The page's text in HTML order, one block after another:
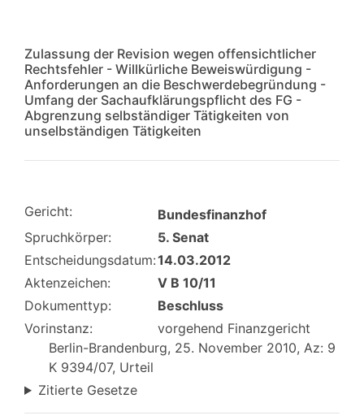
Zulassung der Revision wegen offensichtlicher
Rechtsfehler - Willkürliche Beweiswürdigung -
Anforderungen an die Beschwerdebegründung -
Umfang der Sachaufklärungspflicht des FG -
Abgrenzung selbständiger Tätigkeiten von
unselbständigen Tätigkeiten
Gericht:
Bundesfinanzhof
Spruchkörper:
5. Senat
Entscheidungsdatum:14.03.2012
Aktenzeichen:
V B 10/11
Dokumenttyp:
Beschluss
Vorinstanz:
vorgehend Finanzgericht
Berlin-Brandenburg, 25. November 2010, Az: 9
K 9394/07, Urteil
Zitierte Gesetze